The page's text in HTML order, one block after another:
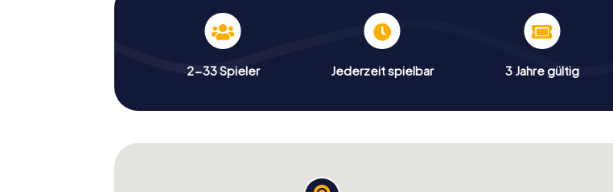
2-33 Spieler Jederzeit spielbar 3 Jahre gültig